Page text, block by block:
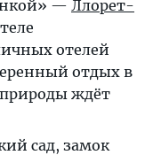
— Ллорет-
отелей
отдых в
ждёт
сад, замок